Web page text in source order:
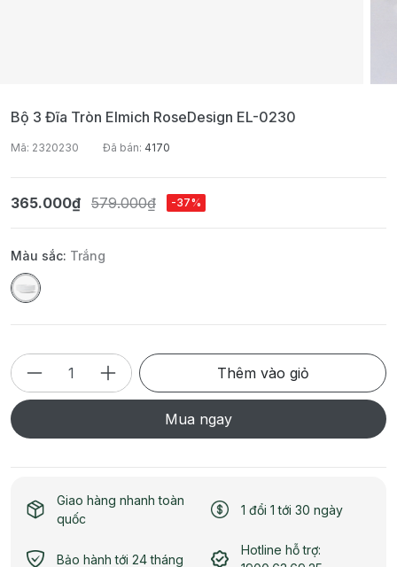
Bộ 3 Đĩa Tròn Elmich RoseDesign EL-0230
Mã: 2320230 Đã bán: 4170
365.000₫ 579.000₫ -37%
Màu sắc: Trắng
Thêm vào giỏ
Mua ngay
Giao hàng nhanh toàn
quốc
1 đổi 1 tới 30 ngày
Bảo hành tới 24 tháng
Hotline hỗ trợ: